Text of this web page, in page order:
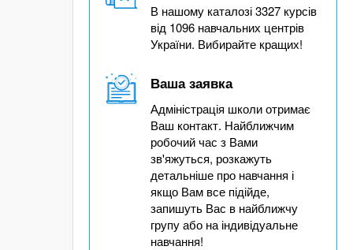
В нашому каталозі 3327 курсів
від 1096 навчальних центрів
України. Вибирайте кращих!
Ваша заявка
Адміністрація школи отримає
Ваш контакт. Найближчим
робочий час з Вами
зв'яжуться, розкажуть
детальніше про навчання і
якщо Вам все підійде,
запишуть Вас в найближчу
групу або на індивідуальне
навчання!